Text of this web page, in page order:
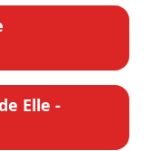
Elle -